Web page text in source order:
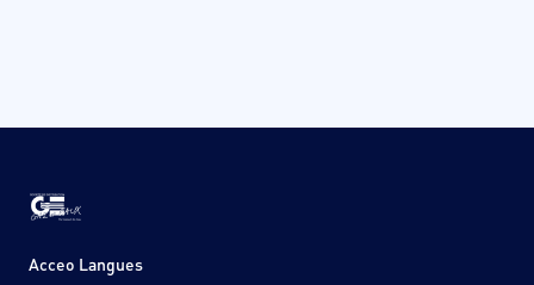
Acceo Langues